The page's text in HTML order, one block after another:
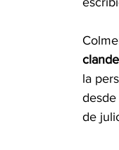
la
de